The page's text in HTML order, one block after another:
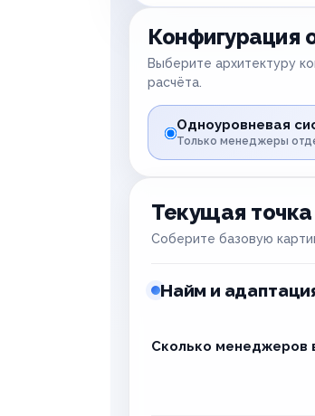
Конфигурация
Выберите архитектуру
расчёта.
Одноуровневая
Только менеджеры
Текущая
Соберите базовую
Найм и
Сколько менеджеров